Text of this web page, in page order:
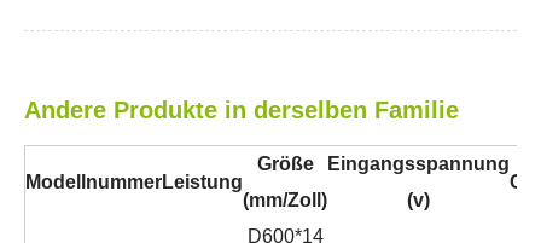
Andere Produkte in derselben Familie
ModellnummerLeistung
Größe
(mm/Zoll)
Eingangsspannung
(v)
Cri
D600*14